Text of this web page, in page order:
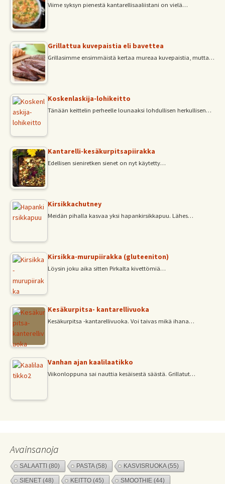
Viime syksyn pienestä kantarellisaaliistani on vielä…
Grillattua kuvepaistia eli bavettea
Grillasimme ensimmäistä kertaa mureaa kuvepaistia, mutta…
Koskenlaskija-lohikeitto
Tänään keittelin perheelle lounaaksi lohdullisen herkullisen…
Kantarelli-kesäkurpitsapiirakka
Edellisen sieniretken sienet on nyt käytetty…
Kirsikkachutney
Meidän pihalla kasvaa yksi hapankirsikkapuu. Lähes…
Kirsikka-murupiirakka (gluteeniton)
Löysin joku aika sitten Pirkalta kivettömiä…
Kesäkurpitsa- kantarellivuoka
Kesäkurpitsa -kantarellivuoka. Voi taivas mikä ihana…
Vanhan ajan kaalilaatikko
Viikonloppuna sai nauttia kesäisestä säästä. Grillatut…
Avainsanoja
SALAATTI (80) PASTA(58) KASVISRUOKA(55)
SIENET (48) KEITTO (45) SMOOTHIE (44)